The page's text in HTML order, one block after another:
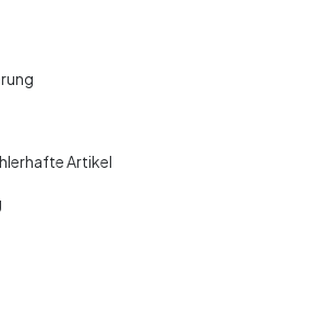
Artikel